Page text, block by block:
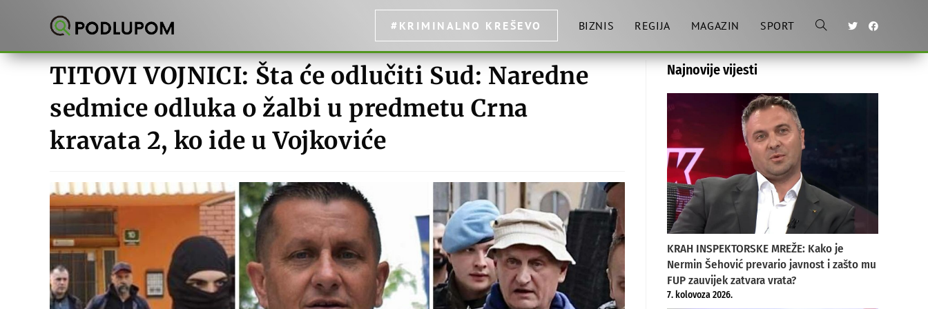
#KRIMINALNO KREŠEVO BIZNIS REGIJA MAGAZIN SPORT Toggle
TITOVI VOJNICI: Šta će odlučiti Sud: Naredne
sedmice odluka o žalbi u predmetu Crna
kravata 2, ko ide u Vojkoviće
Najnovije vijesti
KRAH INSPEKTORSKE MREŽE: Kako je
Nermin Šehović prevario javnost i zašto mu
FUP zauvijek zatvara vrata?
7. kolovoza 2026.